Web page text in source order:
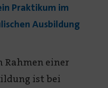
Praktikum im
Ausbildung
einer
ist bei